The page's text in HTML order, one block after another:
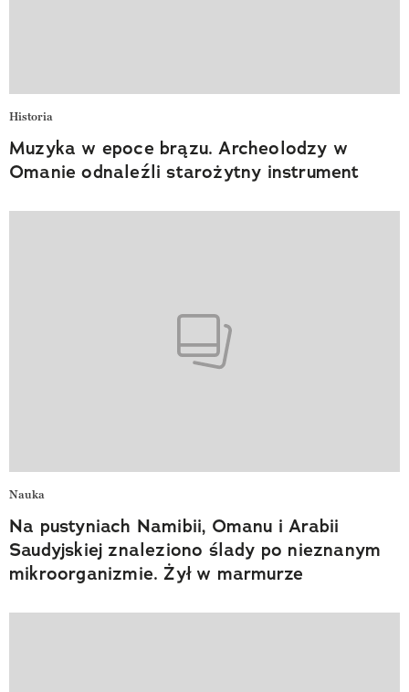
Historia
Muzyka w epoce brązu. Archeolodzy w
Omanie odnaleźli starożytny instrument
Nauka
Na pustyniach Namibii, Omanu i Arabii
Saudyjskiej znaleziono ślady po nieznanym
mikroorganizmie. Żył w marmurze